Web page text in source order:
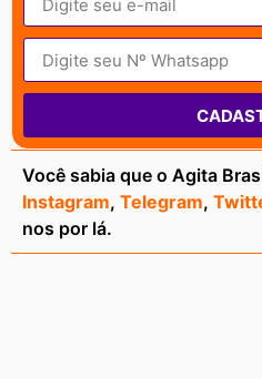
Você sabia que o Agita
Instagram, Telegram,
nos por lá.